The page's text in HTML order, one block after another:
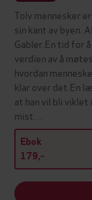
Tolv mennesker
sin kant av byen.
Gabler.En tid for
verdien av å
hvordan
klar over det.En
at han vil bli viklet
mist…
Ebok
179,-